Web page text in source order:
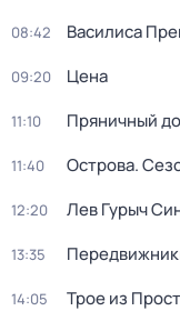
08:42 Василиса
09:20 Цена
11:10 Пряничный
11:40 Острова.
12:20 Лев Гурыч
13:35
14:05 Трое из